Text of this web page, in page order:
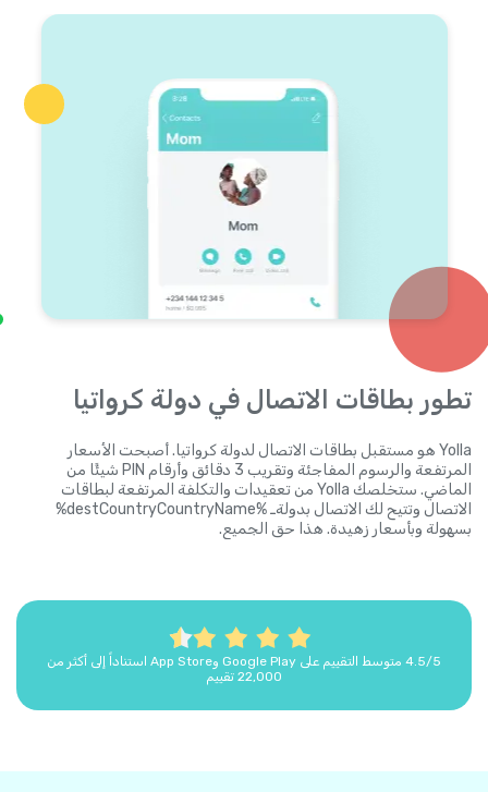
تطور بطاقات الاتصال في دولة كرواتيا
Yolla هو مستقبل بطاقات الاتصال لدولة كرواتيا. أصبحت الأسعار
المرتفعة والرسوم المفاجئة وتقريب 3 دقائق وأرقام PIN شيئًا من
الماضي. ستخلصك Yolla من تعقيدات والتكلفة المرتفعة لبطاقات
الاتصال وتتيح لك الاتصال بدولةـ %destCountryCountryName%
بسهولة وبأسعار زهيدة. هذا حق الجميع.
4.5/5 متوسط التقييم على Google Play وApp Store استناداً إلى أكثر من
22,000 تقييم